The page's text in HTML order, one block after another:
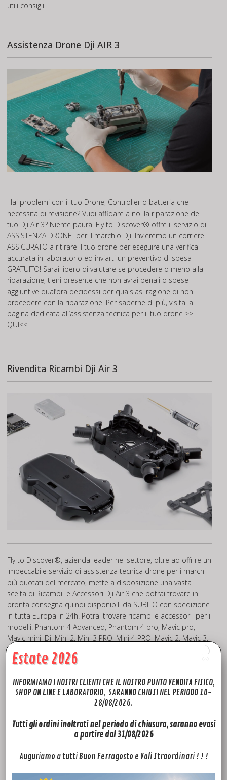
utili consigli.
Assistenza Drone Dji AIR 3
Hai problemi con il tuo Drone, Controller o batteria che
necessita di revisione? Vuoi affidare a noi la riparazione del
tuo Dji Air 3? Niente paura! Fly to Discover® offre il servizio di
ASSISTENZA DRONE per il marchio Dji. Invieremo un corriere
ASSICURATO a ritirare il tuo drone per eseguire una verifica
accurata in laboratorio ed inviarti un preventivo di spesa
GRATUITO! Sarai libero di valutare se procedere o meno alla
riparazione, tieni presente che non avrai penali o spese
aggiuntive qual’ora decidessi per qualsiasi ragione di non
procedere con la riparazione. Per saperne di più, visita la
pagina dedicata all’assistenza tecnica per il tuo drone >>
QUI<<
Rivendita Ricambi Dji Air 3
Fly to Discover®, azienda leader nel settore, oltre ad offrire un
impeccabile servizio di assistenza tecnica drone per i marchi
più quotati del mercato, mette a disposizione una vasta
scelta di Ricambi e Accessori Dji Air 3 che potrai trovare in
pronta consegna quindi disponibili da SUBITO con spedizione
in tutta Europa in 24h. Potrai trovare ricambi e accessori per i
modelli: Phantom 4 Advanced, Phantom 4 pro, Mavic pro,
Mavic mini, Dji Mini 2, Mini 3 PRO, Mini 4 PRO, Mavic 2, Mavic 3,
Mavic AIR, Mavic AIR 2, Spark, Inspire 2, Dji FPV, Dji Mini SE, Dji
Avata 2, Matrice 300. Quello che non troverai sul sito, prova a
Fly To Discover® Rivenditore Dji Autorizzato
Estate 2026
INFORMIAMO I NOSTRI CLIENTI CHE IL NOSTRO PUNTO VENDITA FISICO,
SHOP ON LINE E LABORATORIO, SARANNO CHIUSI NEL PERIODO 10-
28/08/2026.
Tutti gli ordini inoltrati nel periodo di chiusura, saranno evasi
a partire dal 31/08/2026
Auguriamo a tutti Buon Ferragosto e Voli Straordinari ! ! !